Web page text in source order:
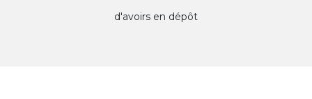
d'avoirs en dépôt